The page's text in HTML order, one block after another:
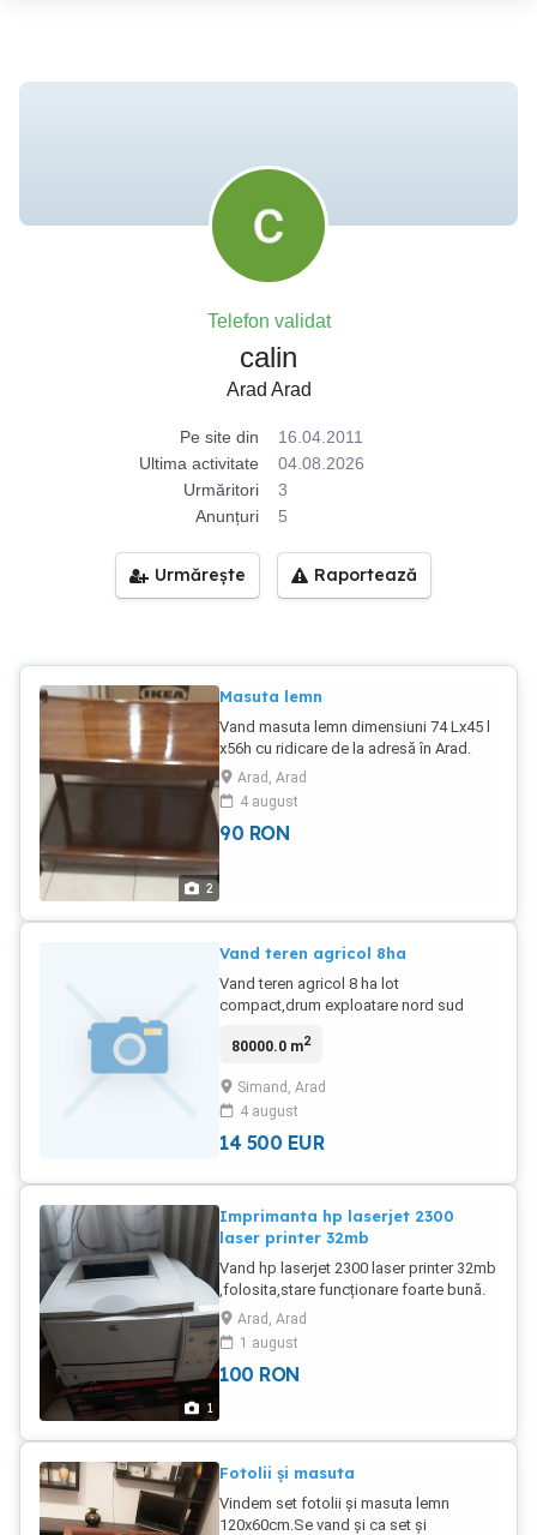
Telefon validat
calin
Arad Arad
Pe site din
16.04.2011
Ultima activitate
04.08.2026
Urmăritori
3
Anunțuri
5
Urmărește Raportează
2
Masuta lemn
Vand masuta lemn dimensiuni 74 Lx45 l
x56h cu ridicare de la adresă în Arad.
Arad, Arad
4 august
90 RON
Vand teren agricol 8ha
Vand teren agricol 8 ha lot
compact,drum exploatare nord sud
80000.0 m2
Simand, Arad
4 august
14 500 EUR
1
Imprimanta hp laserjet 2300
laser printer 32mb
Vand hp laserjet 2300 laser printer 32mb
,folosita,stare funcționare foarte bună.
Ridicare din Arad.
Arad, Arad
1 august
100 RON
Fotolii și masuta
Vindem set fotolii și masuta lemn
120x60cm.Se vand și ca set și